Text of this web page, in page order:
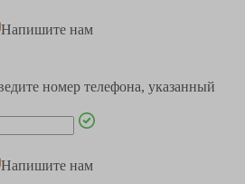
Напишите нам
номер телефона, указанный
Напишите нам